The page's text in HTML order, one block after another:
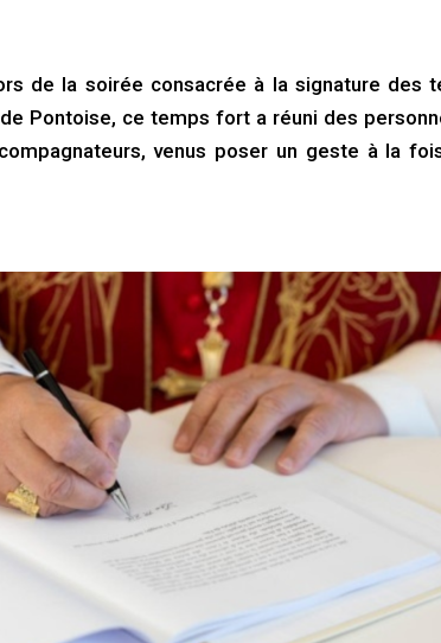
de la soirée consacrée à la signature des
Pontoise, ce temps fort a réuni des
venus poser un geste à la